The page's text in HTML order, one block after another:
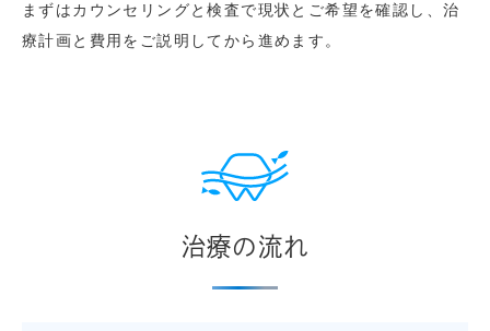
まずはカウンセリングと検査で現状とご希望を確認し、治
療計画と費用をご説明してから進めます。
治療の流れ